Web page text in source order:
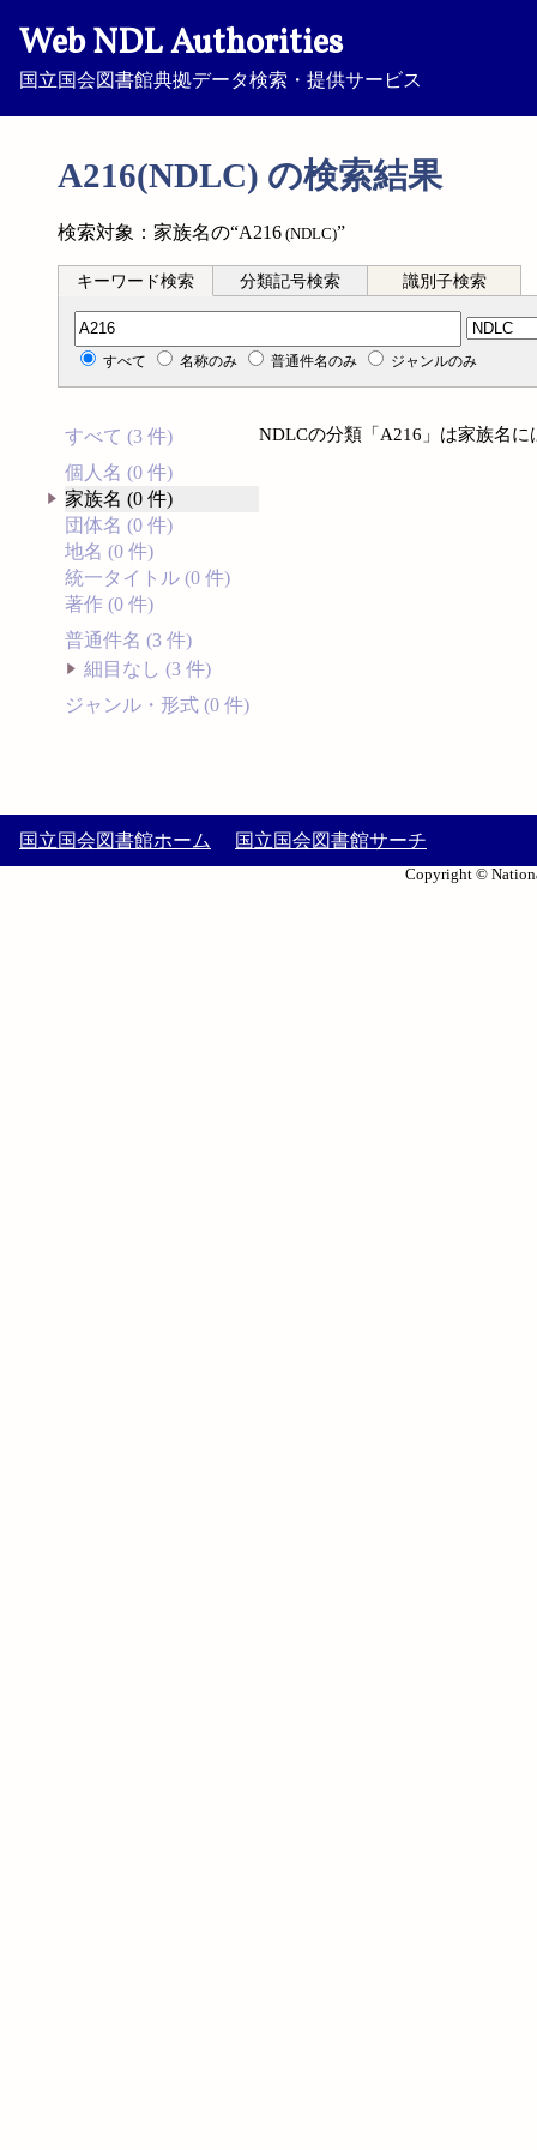
Web NDL Authorities
国立国会図書館典拠データ検索・提供サービス
A216(NDLC) の検索結果
検索対象：家族名の“A216 (NDLC)”
キーワード検索 分類記号検索 識別子検索
分類記号検索
すべて 名称のみ 普通件名のみ ジャンルのみ
すべて (3 件)
個人名 (0 件)
家族名 (0 件)
団体名 (0 件)
地名 (0 件)
統一タイトル (0 件)
著作 (0 件)
普通件名 (3 件)
細目なし (3 件)
ジャンル・形式 (0 件)
NDLCの分類「A216」は家族名
国立国会図書館ホーム 国立国会図書館サーチ
Copyright ©